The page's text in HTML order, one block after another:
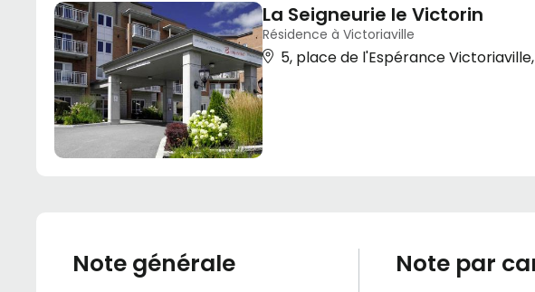
La Seigneurie le Victorin
Résidence à Victoriaville
5, place de l'Espérance
Note générale Note par